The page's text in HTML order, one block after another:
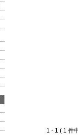
1 - 1 ( 1 件